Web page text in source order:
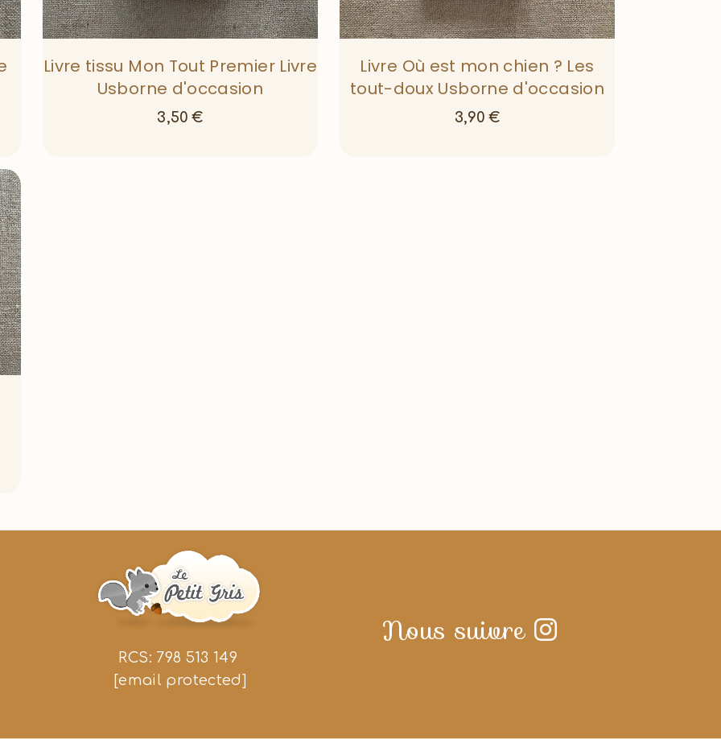
Livre tissu Mon Tout Premier Livre
Usborne d'occasion
3,50 €
Livre Où est mon chien ? Les
tout-doux Usborne d'occasion
3,90 €
RCS: 798 513 149
[email protected]
Nous suivre